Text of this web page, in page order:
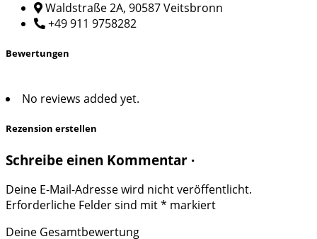
Waldstraße 2A, 90587 Veitsbronn
+49 911 9758282
Bewertungen
No reviews added yet.
Rezension erstellen
Schreibe einen Kommentar ·
Deine E-Mail-Adresse wird nicht veröffentlicht.
Erforderliche Felder sind mit* markiert
Deine Gesamtbewertung